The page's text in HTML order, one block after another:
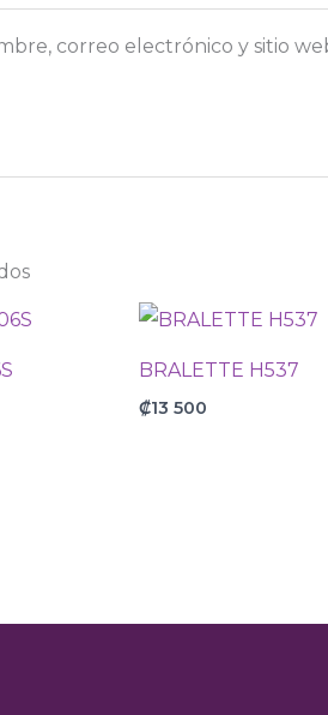
correo electrónico y sitio
BRALETTE H537
₡13 500